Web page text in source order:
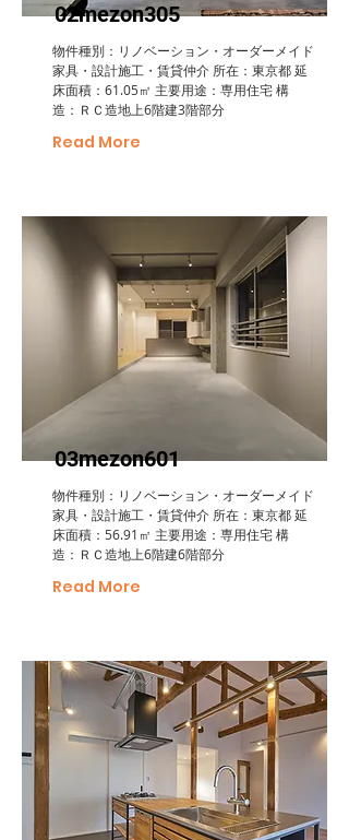
02mezon305
物件種別：リノベーション・オーダーメイド
家具・設計施工・賃貸仲介 所在：東京都 延
床面積：61.05㎡ 主要用途：専用住宅 構
造：ＲＣ造地上6階建3階部分
Read More
03mezon601
物件種別：リノベーション・オーダーメイド
家具・設計施工・賃貸仲介 所在：東京都 延
床面積：56.91㎡ 主要用途：専用住宅 構
造：ＲＣ造地上6階建6階部分
Read More